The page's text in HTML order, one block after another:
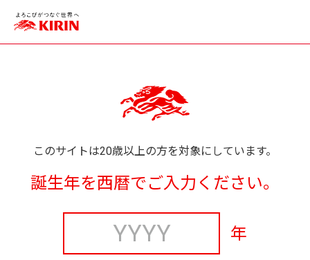
このサイトは20歳以上の方を対象にしています。
誕生年を西暦でご入力ください。
年